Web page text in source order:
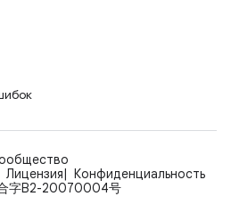
Лицензия
Конфиденциальность
字B2-20070004号